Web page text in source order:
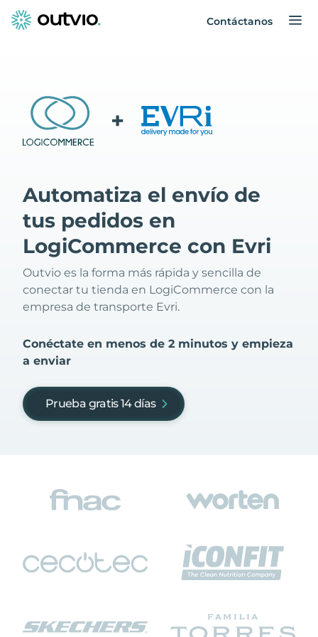
Contáctanos
+
Automatiza el envío de
tus pedidos en
LogiCommerce con Evri
Outvio es la forma más rápida y sencilla de
conectar tu tienda en LogiCommerce con la
empresa de transporte Evri.
Conéctate en menos de 2 minutos y empieza
a enviar
Prueba gratis 14 días